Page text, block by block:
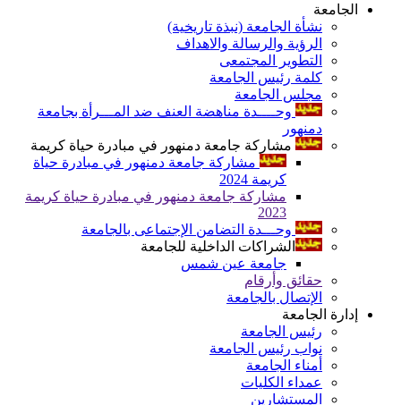
الجامعة
نشأة الجامعة (نبذة تاريخية)
الرؤية والرسالة والاهداف
التطوير المجتمعى
كلمة رئيس الجامعة
مجلس الجامعة
وحــــدة مناهضة العنف ضد المـــرأة بجامعة
دمنهور
مشاركة جامعة دمنهور في مبادرة حياة كريمة
مشاركة جامعة دمنهور في مبادرة حياة
كريمة 2024
مشاركة جامعة دمنهور في مبادرة حياة كريمة
2023
وحـــدة التضامن الإجتماعى بالجامعة
الشراكات الداخلية للجامعة
جامعة عين شمس
حقائق وأرقام
الإتصال بالجامعة
إدارة الجامعة
رئيس الجامعة
نواب رئيس الجامعة
أمناء الجامعة
عمداء الكليات
المستشارين